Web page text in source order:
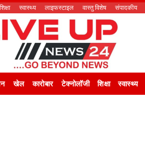
शिक्षा स्वास्थ्य लाइफस्टाइल वास्तु विशेष संपादकीय
खेल कारोबार टेक्नोलॉजी शिक्षा स्वास्थ्य